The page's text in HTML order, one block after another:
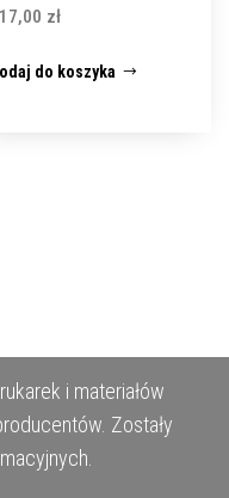
zł
do koszyka
i materiałów
Zostały